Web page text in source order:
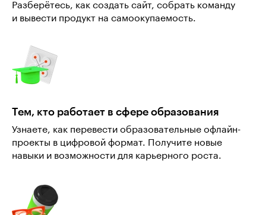
Разберётесь, как создать сайт, собрать команду
и вывести продукт на самоокупаемость.
Тем, кто работает в сфере образования
Узнаете, как перевести образовательные офлайн-
проекты в цифровой формат. Получите новые
навыки и возможности для карьерного роста.